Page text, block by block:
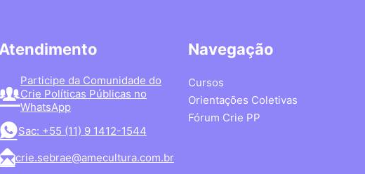
Atendimento
Participe da Comunidade do
Crie Políticas Públicas no
WhatsApp
Sac: +55 (11) 9 1412-1544
crie.sebrae@amecultura.com.br
Navegação
Cursos
Orientações Coletivas
Fórum Crie PP